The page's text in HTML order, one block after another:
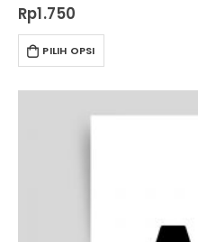
Rp1.750
PILIH OPSI